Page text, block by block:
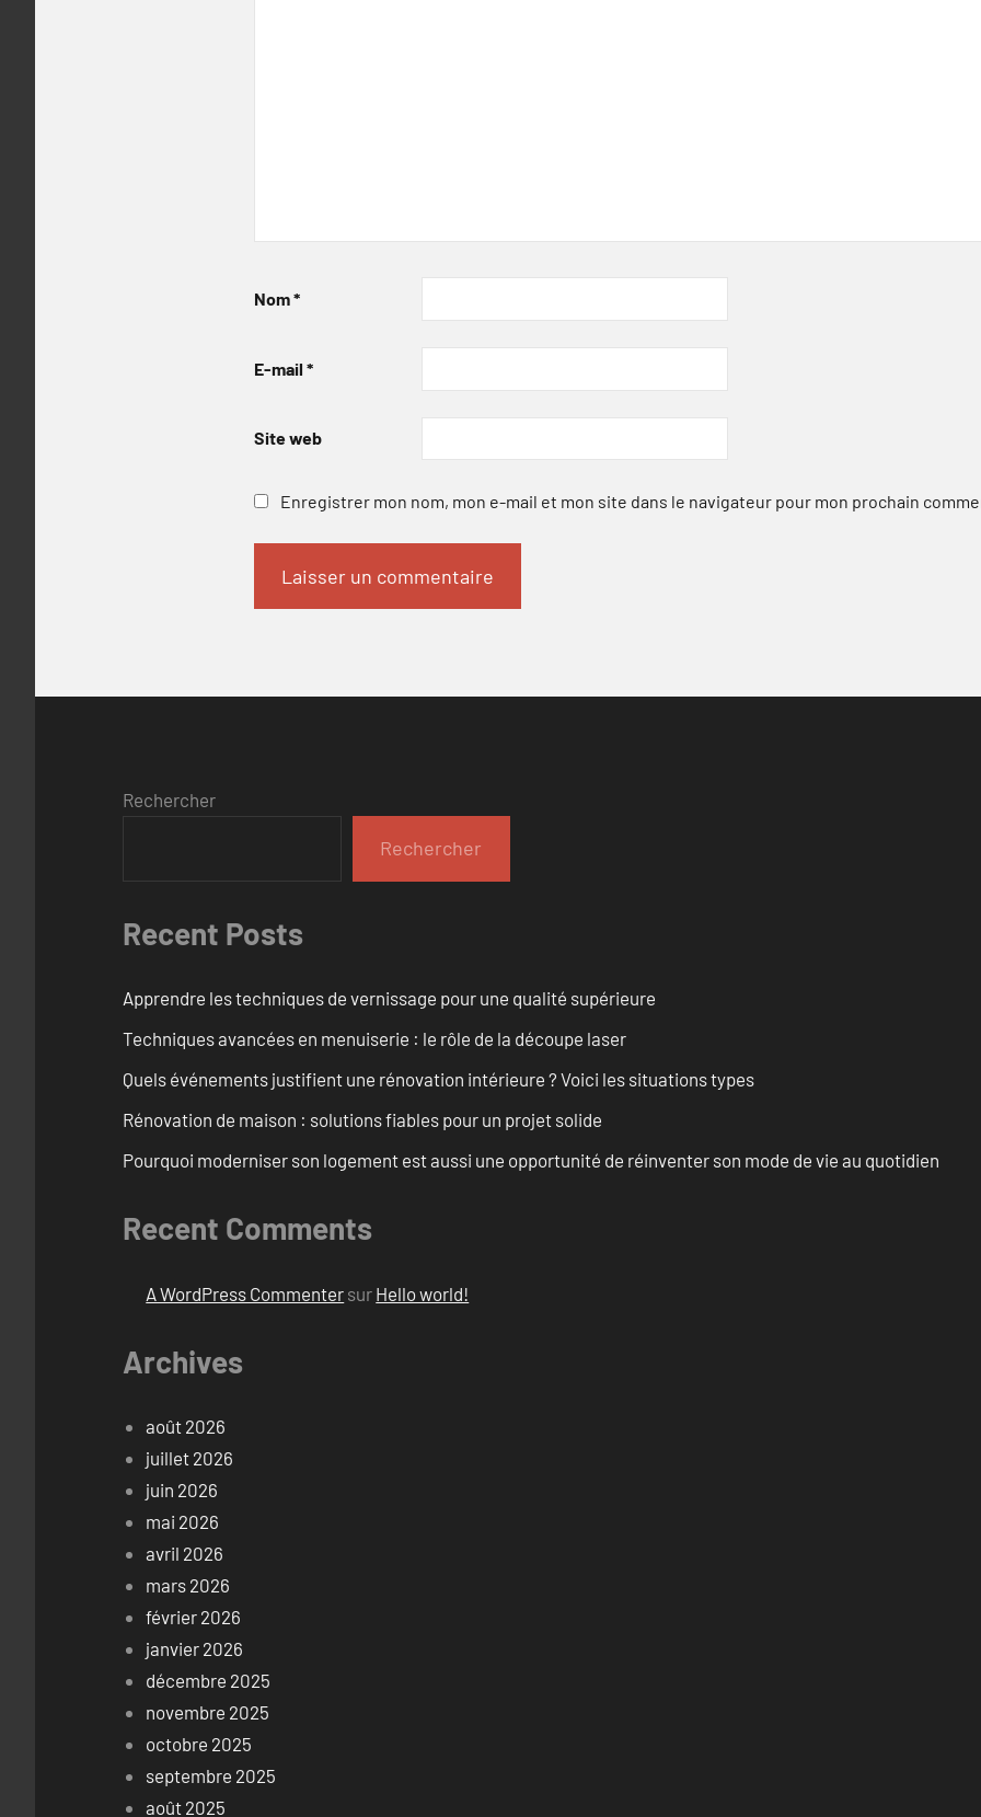
Nom*
E-mail *
Site web
Enregistrer mon nom, mon e-mail et mon site dans le navigateur pour mon prochain
Rechercher
Rechercher
Recent Posts
Apprendre les techniques de vernissage pour une qualité supérieure
Techniques avancées en menuiserie : le rôle de la découpe laser
Quels événements justifient une rénovation intérieure ? Voici les situations types
Rénovation de maison : solutions fiables pour un projet solide
Pourquoi moderniser son logement est aussi une opportunité de réinventer son mode de vie au quotidien
Recent Comments
A WordPress Commenter sur Hello world!
Archives
août 2026
juillet 2026
juin 2026
mai 2026
avril 2026
mars 2026
février 2026
janvier 2026
décembre 2025
novembre 2025
octobre 2025
septembre 2025
août 2025